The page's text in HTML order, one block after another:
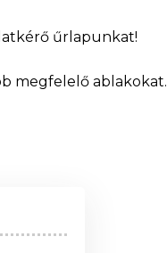
űrlapunkat!
megfelelő ablakokat.